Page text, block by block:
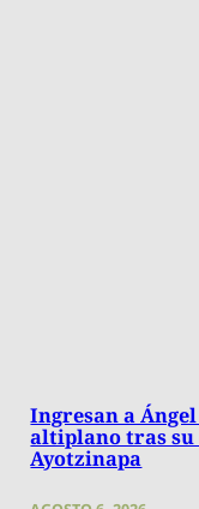
Ingresan a
altiplano tras su
Ayotzinapa